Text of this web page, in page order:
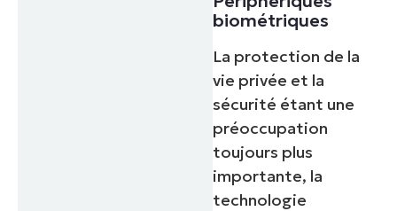
biométriques
La protection de la
vie privée et la
sécurité étant une
préoccupation
toujours plus
importante, la
technologie